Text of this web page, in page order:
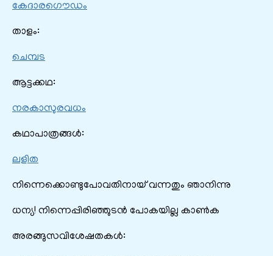
കേദാരഗൌഡം
താളം:
ചെമ്പട
ആട്ടക്കഥ:
നരകാസുരവധം
കഥാപാത്രങ്ങൾ:
ലളിത
നിന്നെക്കൊണ്ടുപോവതിനായ് വന്നതും ഞാനിന്നു
ധന്യ! നിന്നെപ്പിരിഞ്ഞുടൻ പോകയില്ല കാൺക
അരങ്ങുസവിശേഷതകൾ: